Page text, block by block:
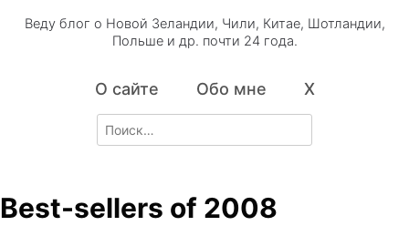
Веду блог о Новой Зеландии, Чили, Китае, Шотландии,
Польше и др. почти 24 года.
О сайте Обо мне X
Search
for:
Best-sellers of 2008